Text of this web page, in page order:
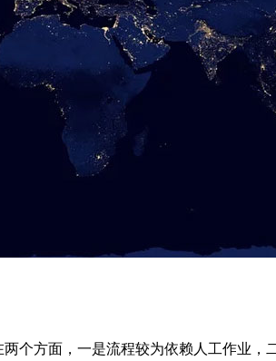
个方面，一是流程较为依赖人工作业，